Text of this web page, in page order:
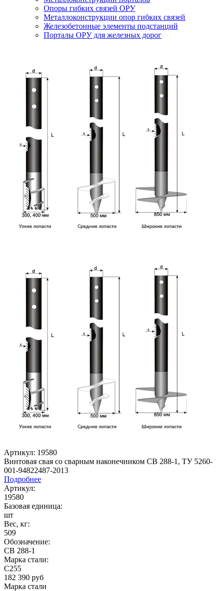
Опоры гибких связей ОРУ
Металлоконструкции опор гибких связей
Железобетонные элементы подстанций
Порталы ОРУ для железных дорог
Артикул: 19580
Винтовая свая со сварным наконечником СВ 288-1, ТУ 5260-
001-94822487-2013
Подробнее
Артикул:
19580
Базовая единица:
шт
Вес, кг:
509
Обозначение:
СВ 288-1
Марка стали:
С255
182 390 руб
Марка стали